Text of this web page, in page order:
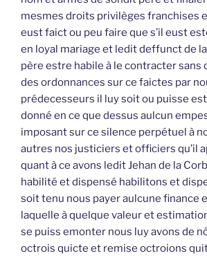
mesmes droits privilèges franchises
eust faict ou peu faire que s’il eust
en loyal mariage et ledit deffunct de
père estre habile à le contracter sans
des ordonnances sur ce faictes par
prédecesseurs il luy soit ou puisse
donné en ce que dessus aulcun
imposant sur ce silence perpétuel à
autres nos justiciers et officiers qu’il
quant à ce avons ledit Jehan de la
habilité et dispensé habilitons et
soit tenu nous payer aulcune finance
laquelle à quelque valeur et
se puiss emonter nous luy avons de
octrois quicte et remise octroions